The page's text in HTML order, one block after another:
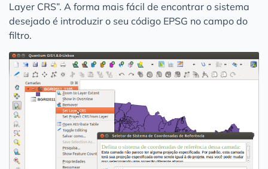
Layer CRS”. A forma mais fácil de encontrar o sistema
desejado é introduzir o seu código EPSG no campo do
filtro.